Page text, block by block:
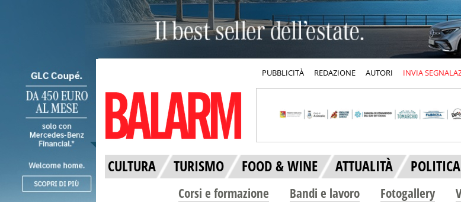
PUBBLICITÀ REDAZIONE AUTORI INVIA
CULTURA TURISMO FOOD & WINE ATTUALITÀ POLITICA
Corsi e formazione Bandi e lavoro Fotogallery